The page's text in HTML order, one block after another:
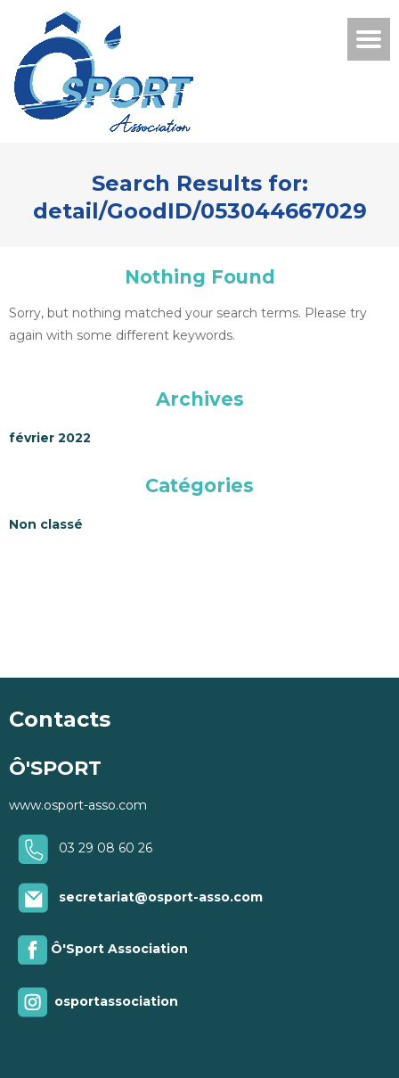
Search Results for:
detail/GoodID/053044667029
Nothing Found
Sorry, but nothing matched your search terms. Please try
again with some different keywords.
Archives
février 2022
Catégories
Non classé
Contacts
Ô'SPORT
www.osport-asso.com
03 29 08 60 26
secretariat@osport-asso.com
Ô'Sport Association
osportassociation